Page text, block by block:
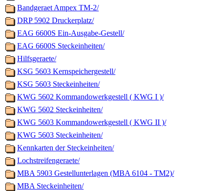
Bandgeraet Ampex TM-2/
DRP 5902 Druckerplatz/
EAG 6600S Ein-Ausgabe-Gestell/
EAG 6600S Steckeinheiten/
Hilfsgeraete/
KSG 5603 Kernspeichergestell/
KSG 5603 Steckeinheiten/
KWG 5602 Kommandowerkgestell ( KWG I )/
KWG 5602 Steckeinheiten/
KWG 5603 Kommandowerkgestell ( KWG II )/
KWG 5603 Steckeinheiten/
Kennkarten der Steckeinheiten/
Lochstreifengeraete/
MBA 5903 Gestellunterlagen (MBA 6104 - TM2)/
MBA Steckeinheiten/